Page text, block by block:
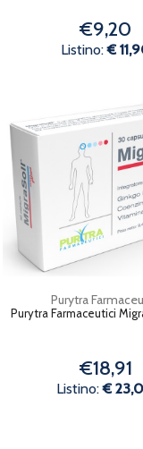
€9,20
Listino:€
Purytra
Purytra Farmaceutici
€18,91
Listino:€